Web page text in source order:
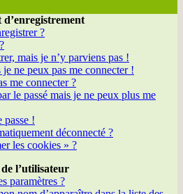
d’enregistrement
?
mais je n’y parviens pas !
je ne peux pas me connecter !
me connecter ?
le passé mais je ne peux plus me
passe !
déconnecté ?
les cookies » ?
l’utilisateur
paramètres ?